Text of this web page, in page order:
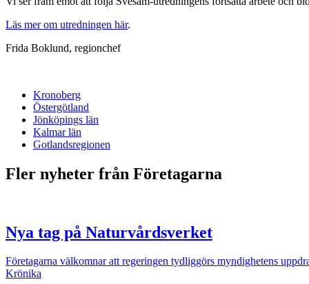
Läs mer om utredningen här.
Frida Boklund, regionchef
Kronoberg
Östergötland
Jönköpings län
Kalmar län
Gotlandsregionen
Fler nyheter från Företagarna
Nya tag på Naturvårdsverket
Företagarna välkomnar att regeringen tydliggörs myndighetens
Krönika